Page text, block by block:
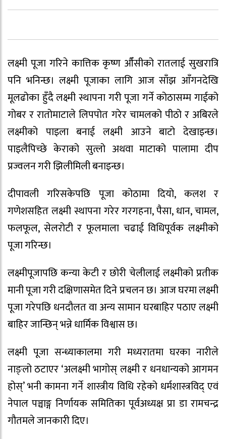
लक्ष्मी पूजा गरिने कात्तिक कृष्ण औँसीको रातलाई सुखरात्रि
पनि भनिन्छ। लक्ष्मी पूजाका लागि आज साँझ आँगनदेखि
मूलढोका हुँदै लक्ष्मी स्थापना गरी पूजा गर्ने कोठासम्म गाईको
गोबर र रातोमाटाले लिपपोत गरेर चामलको पीठो र अबिरले
लक्ष्मीको पाइला बनाई लक्ष्मी आउने बाटो देखाइन्छ।
पाइलैपिच्छे केराको सुत्लो अथवा माटाको पालामा दीप
प्रज्वलन गरी झिलीमिली बनाइन्छ।
दीपावली गरिसकेपछि पूजा कोठामा दियो, कलश र
गणेशसहित लक्ष्मी स्थापना गरेर गरगहना, पैसा, धान, चामल,
फलफूल, सेलरोटी र फूलमाला चढाई विधिपूर्वक लक्ष्मीको
पूजा गरिन्छ।
लक्ष्मीपूजापछि कन्या केटी र छोरी चेलीलाई लक्ष्मीको प्रतीक
मानी पूजा गरी दक्षिणासमेत दिने प्रचलन छ। आज घरमा लक्ष्मी
पूजा गरेपछि धनदौलत वा अन्य सामान घरबाहिर पठाए लक्ष्मी
बाहिर जान्छिन् भन्ने धार्मिक विश्वास छ।
लक्ष्मी पूजा सन्ध्याकालमा गरी मध्यरातमा घरका नारीले
नाङ्लो ठटाएर ‘अलक्ष्मी भागोस् लक्ष्मी र धनधान्यको आगमन
होस्’ भनी कामना गर्ने शास्त्रीय विधि रहेको धर्मशास्त्रविद् एवं
नेपाल पञ्चाङ्ग निर्णायक समितिका पूर्वअध्यक्ष प्रा डा रामचन्द्र
गौतमले जानकारी दिए।